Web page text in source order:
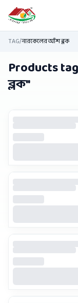
Skip to main content
TAG/নারকেলের আঁশ ব্লক
Products
ব্লক"